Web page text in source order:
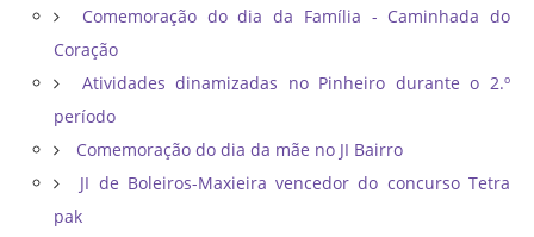
Comemoração do dia da Família - Caminhada do
Coração
Atividades dinamizadas no Pinheiro durante o 2.º
período
Comemoração do dia da mãe no JI Bairro
JI de Boleiros-Maxieira vencedor do concurso Tetra
pak